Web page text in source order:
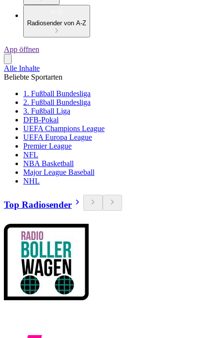
Radiosender von A-Z
App öffnen
Alle Inhalte
Beliebte Sportarten
1. Fußball Bundesliga
2. Fußball Bundesliga
3. Fußball Liga
DFB-Pokal
UEFA Champions League
UEFA Europa League
Premier League
NFL
NBA Basketball
Major League Baseball
NHL
Top Radiosender